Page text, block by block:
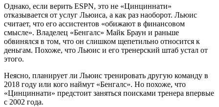
Однако, если верить ESPN, это не «Цинциннати»
отказывается от услуг Льюиса, а как раз наоборот. Льюис
считает, что его ассистентов «обижают в финансовом
смысле». Владелец «Бенгалс» Майк Браун и раньше
обвинялся в том, что он слишком щепетильно относится к
деньгам. Похоже, что Льюис и его тренерский штаб устал от
этого.
Неясно, планирует ли Льюис тренировать другую команду в
2018 году или кого наймут «Бенгалс». Но похоже, что
«Цинциннати» предстоит заняться поисками тренера впервые
с 2002 года.